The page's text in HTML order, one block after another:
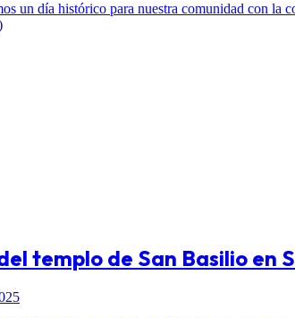
un día histórico para nuestra comunidad con la
templo de San Basilio en